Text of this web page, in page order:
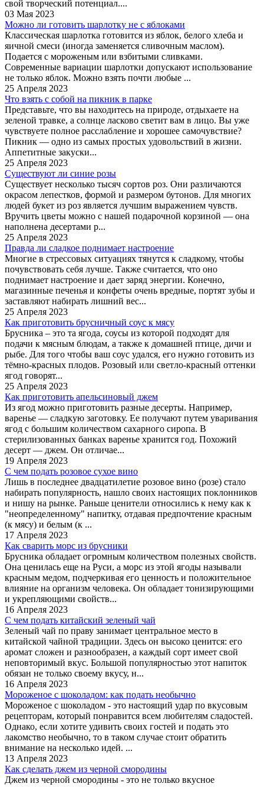
свой творческий потенциал....
03 Мая 2023
Можно ли готовить шарлотку не с яблоками
Классическая шарлотка готовится из яблок, белого хлеба и
яичной смеси (иногда заменяется сливочным маслом).
Подается с мороженым или взбитыми сливками.
Современные вариации шарлотки допускают использование
не только яблок. Можно взять почти любые ...
25 Апреля 2023
Что взять с собой на пикник в парке
Представьте, что вы находитесь на природе, отдыхаете на
зеленой травке, а солнце ласково светит вам в лицо. Вы уже
чувствуете полное расслабление и хорошее самочувствие?
Пикник — одно из самых простых удовольствий в жизни.
Аппетитные закуски...
25 Апреля 2023
Существуют ли синие розы
Существует несколько тысяч сортов роз. Они различаются
окрасом лепестков, формой и размером бутонов. Для многих
людей букет из роз является лучшим выражением чувств.
Вручить цветы можно с нашей подарочной корзиной — она
наполнена десертами р...
25 Апреля 2023
Правда ли сладкое поднимает настроение
Многие в стрессовых ситуациях тянутся к сладкому, чтобы
почувствовать себя лучше. Также считается, что оно
поднимает настроение и дает заряд энергии. Конечно,
магазинные печенья и конфеты очень вредные, портят зубы и
заставляют набирать лишний вес...
25 Апреля 2023
Как приготовить брусничный соус к мясу
Брусника – это та ягода, соусы из которой подходят для
подачи к мясным блюдам, а также к домашней птице, дичи и
рыбе. Для того чтобы ваш соус удался, его нужно готовить из
тёмно-красных плодов. Розовый или светло-красный оттенки
ягод говорят...
25 Апреля 2023
Как приготовить апельсиновый джем
Из ягод можно приготовить разные десерты. Например,
варенье — сладкую заготовку. Ее получают путем уваривания
ягод с большим количеством сахарного сиропа. В
стерилизованных банках варенье хранится год. Похожий
десерт — джем. Он отличае...
19 Апреля 2023
С чем подать розовое сухое вино
Лишь в последнее двадцатилетие розовое вино (розе) стало
набирать популярность, нашло своих настоящих поклонников
и нишу на рынке. Раньше ценители относились к нему как к
"неопределенному" напитку, отдавая предпочтение красным
(к мясу) и белым (к ...
17 Апреля 2023
Как сварить морс из брусники
Брусника обладает огромным количеством полезных свойств.
Она ценилась еще на Руси, а морс из этой ягоды называли
красным медом, подчеркивая его ценность и положительное
влияние на организм человека. Он обладает тонизирующими
и укрепляющими свойств...
16 Апреля 2023
С чем подать китайский зеленый чай
Зеленый чай по праву занимает центральное место в
китайской чайной традиции. Здесь он высоко ценится: его
аромат сложен и разнообразен, а каждый сорт имеет свой
неповторимый вкус. Большой популярностью этот напиток
обязан не только своему вкусу, н...
16 Апреля 2023
Мороженое с шоколадом: как подать необычно
Мороженое с шоколадом - это настоящий удар по вкусовым
рецепторам, который понравится всем любителям сладостей.
Однако, если хотите удивить своих гостей и подать это
лакомство необычно, то в таком случае стоит обратить
внимание на несколько идей. ...
13 Апреля 2023
Как сделать джем из черной смородины
Джем из черной смородины - это не только вкусное